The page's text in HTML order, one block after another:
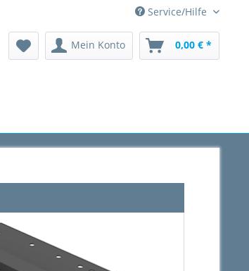
Service/Hilfe
Mein Konto 0,00 € *